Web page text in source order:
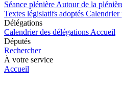
Séance plénière Autour de la
Textes législatifs adoptés Calendrier
Délégations
Calendrier des délégations Accueil
Députés
Rechercher
À votre service
Accueil